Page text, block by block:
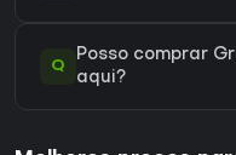
Q
Posso comprar
aqui?